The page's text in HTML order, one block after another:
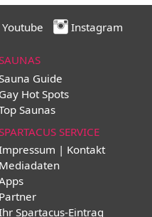
Youtube Instagram
SAUNAS
Guide
Gay Hot Spots
Saunas
SPARTACUS SERVICE
| Kontakt
Mediadaten
Partner
Spartacus-Eintrag